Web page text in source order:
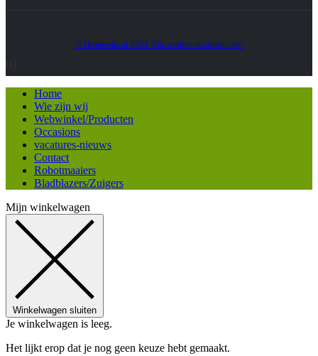
© Heatmedia.nl 2024. Alle rechten voorbehouden
Home
Wie zijn wij
Webwinkel/Producten
Occasions
vacatures-nieuws
Contact
Robotmaaiers
Bladblazers/Zuigers
Mijn winkelwagen
Winkelwagen sluiten
Je winkelwagen is leeg.
Het lijkt erop dat je nog geen keuze hebt gemaakt.